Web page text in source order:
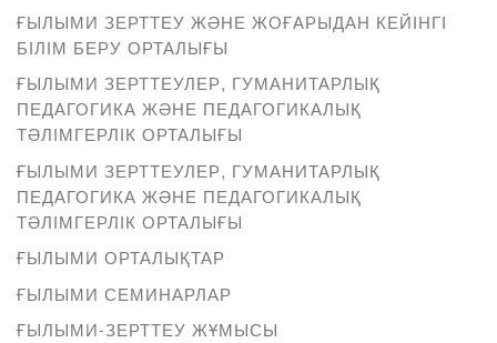
ҒЫЛЫМИ ЗЕРТТЕУ ЖӘНЕ ЖОҒАРЫДАН КЕЙІНГІ
БІЛІМ БЕРУ ОРТАЛЫҒЫ
ҒЫЛЫМИ ЗЕРТТЕУЛЕР, ГУМАНИТАРЛЫҚ
ПЕДАГОГИКА ЖӘНЕ ПЕДАГОГИКАЛЫҚ
ТӘЛІМГЕРЛІК ОРТАЛЫҒЫ
ҒЫЛЫМИ ЗЕРТТЕУЛЕР, ГУМАНИТАРЛЫҚ
ПЕДАГОГИКА ЖӘНЕ ПЕДАГОГИКАЛЫҚ
ТӘЛІМГЕРЛІК ОРТАЛЫҒЫ
ҒЫЛЫМИ ОРТАЛЫҚТАР
ҒЫЛЫМИ СЕМИНАРЛАР
ҒЫЛЫМИ-ЗЕРТТЕУ ЖҰМЫСЫ